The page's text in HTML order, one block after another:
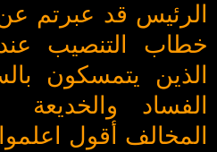
الرئيس قد عبرتم
خطاب التنصيب
الذين يتمسكون
الفساد
المخالف أقول